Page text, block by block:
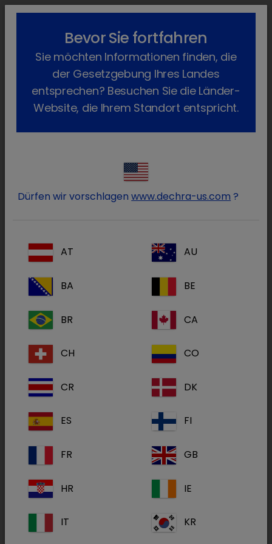
lock_outline search menu
Verschreibungspflichtig
Sporimune Zurück
Sporimune
und Hunde
Behandlung chronisch-manifester atopischer
Behandlung einer chronischen allergischen
Wirkstoff(e):
1 ml Lösung enthält: Ciclosporin
Sonstige Bestandteile: Ethanol
Tocopherolacetat (E-307) 1,0
Bevor Sie fortfahren
Sie möchten Informationen finden, die
der Gesetzgebung Ihres Landes
entsprechen? Besuchen Sie die Länder-
Website, die Ihrem Standort entspricht.
Dürfen wir vorschlagenwww.dechra-us.com ?
AT AU
BA BE
BR CA
CH CO
CR DK
ES FI
FR GB
HR IE
IT KR